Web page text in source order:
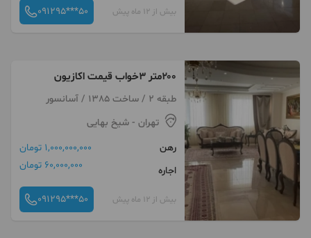
بیش از 12 ماه پیش 091295***50
۲۰۰متر ۳خواب قیمت اکازیون
طبقه 2 / ساخت 1385 / آسانسور
تهران - شیخ بهایی
رهن
1,000,000,000 تومان
اجاره
60,000,000 تومان
بیش از 12 ماه پیش 091295***50